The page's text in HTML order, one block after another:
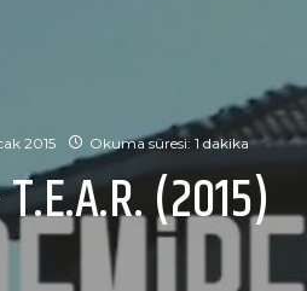
2015 Okuma süresi: 1 dakika
(2015)